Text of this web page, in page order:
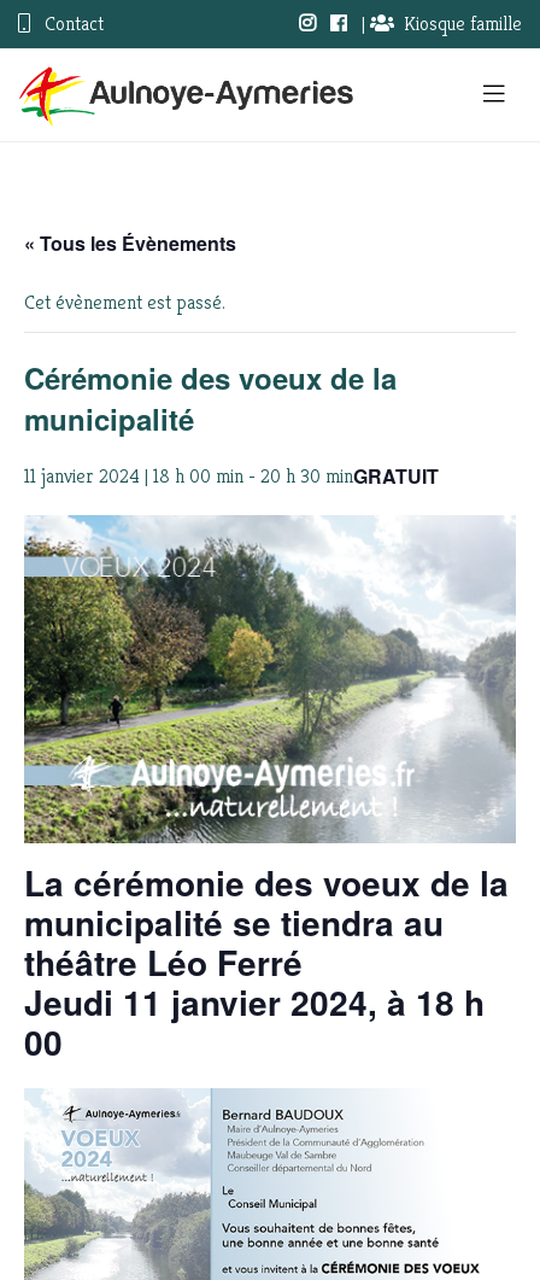
Contact | Kiosque famille
« Tous les Évènements
Cet évènement est passé.
Cérémonie des voeux de la
municipalité
11 janvier 2024 | 18 h 00 min - 20 h 30 minGRATUIT
La cérémonie des voeux de la
municipalité se tiendra au
théâtre Léo Ferré
Jeudi 11 janvier 2024, à 18 h
00